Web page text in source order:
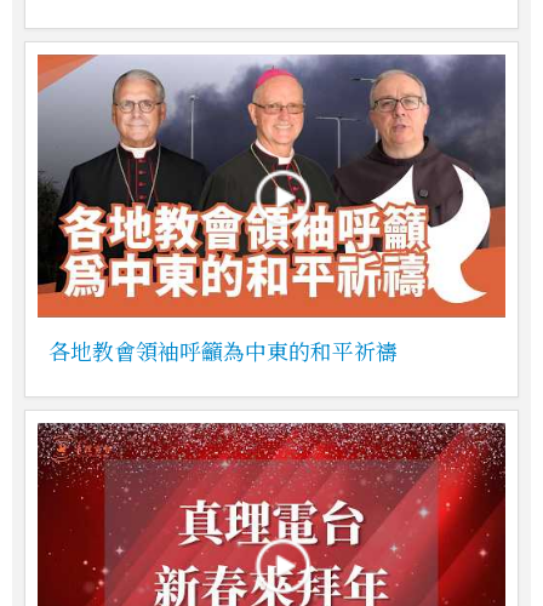
各地教會領袖呼籲為中東的和平祈禱